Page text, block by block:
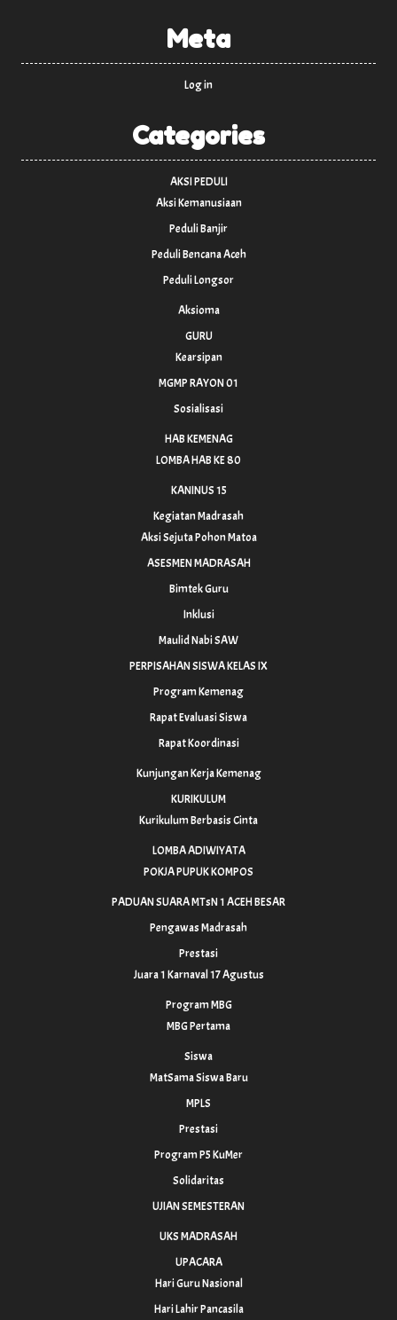
Meta
Log in
Categories
AKSI PEDULI
Aksi Kemanusiaan
Peduli Banjir
Peduli Bencana Aceh
Peduli Longsor
Aksioma
GURU
Kearsipan
MGMP RAYON 01
Sosialisasi
HAB KEMENAG
LOMBA HAB KE 80
KANINUS 15
Kegiatan Madrasah
Aksi Sejuta Pohon Matoa
ASESMEN MADRASAH
Bimtek Guru
Inklusi
Maulid Nabi SAW
PERPISAHAN SISWA KELAS IX
Program Kemenag
Rapat Evaluasi Siswa
Rapat Koordinasi
Kunjungan Kerja Kemenag
KURIKULUM
Kurikulum Berbasis Cinta
LOMBA ADIWIYATA
POKJA PUPUK KOMPOS
PADUAN SUARA MTsN 1 ACEH BESAR
Pengawas Madrasah
Prestasi
Juara 1 Karnaval 17 Agustus
Program MBG
MBG Pertama
Siswa
MatSama Siswa Baru
MPLS
Prestasi
Program P5 KuMer
Solidaritas
UJIAN SEMESTERAN
UKS MADRASAH
UPACARA
Hari Guru Nasional
Hari Lahir Pancasila